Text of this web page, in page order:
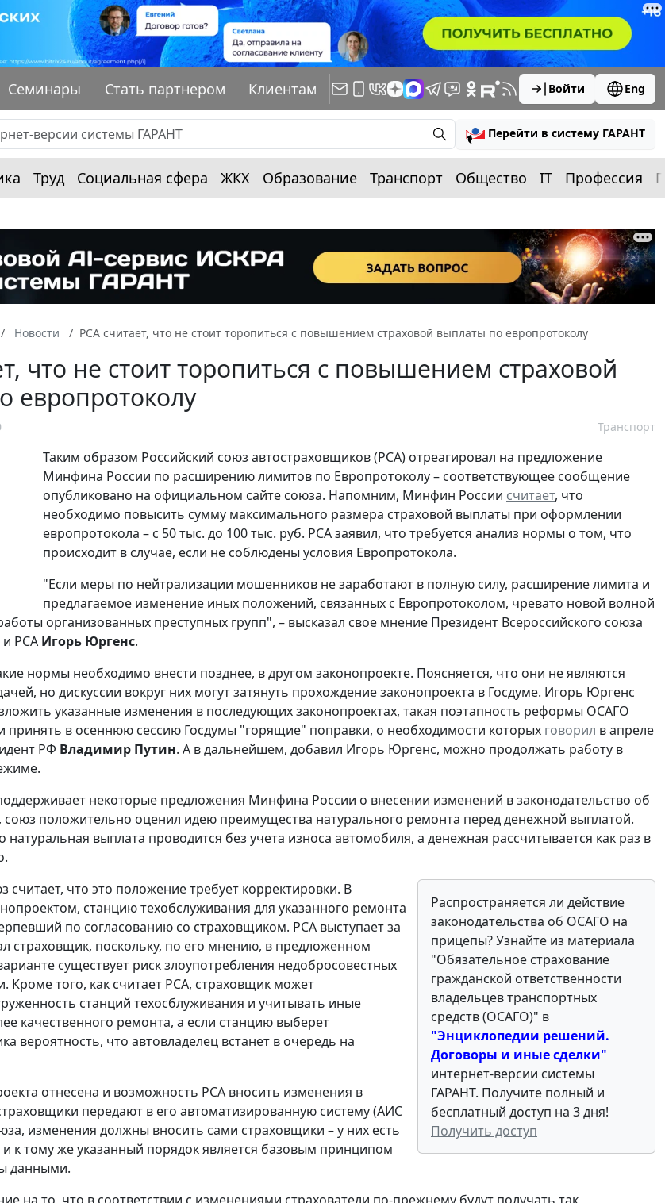
Семинары Стать партнером Клиентам Войти Eng
Перейти в систему ГАРАНТ
Труд Социальная сфера ЖКХ Образование Транспорт Общество IT Профессия
Новости РСА считает, что не стоит торопиться с повышением страховой выплаты по европротоколу
что не стоит торопиться с повышением страховой
европротоколу
Транспорт
Таким образом Российский союз автостраховщиков (РСА) отреагировал на предложение
Минфина России по расширению лимитов по Европротоколу – соответствующее сообщение
опубликовано на официальном сайте союза. Напомним, Минфин России считает, что
необходимо повысить сумму максимального размера страховой выплаты при оформлении
европротокола – с 50 тыс. до 100 тыс. руб. РСА заявил, что требуется анализ нормы о том, что
происходит в случае, если не соблюдены условия Европротокола.
"Если меры по нейтрализации мошенников не заработают в полную силу, расширение лимита и
предлагаемое изменение иных положений, связанных с Европротоколом, чревато новой волной
организованных преступных групп", – высказал свое мнение Президент Всероссийского союза
и РСА Игорь Юргенс.
нормы необходимо внести позднее, в другом законопроекте. Поясняется, что они не являются
но дискуссии вокруг них могут затянуть прохождение законопроекта в Госдуме. Игорь Юргенс
указанные изменения в последующих законопроектах, такая поэтапность реформы ОСАГО
принять в осеннюю сессию Госдумы "горящие" поправки, о необходимости которых говорил в апреле
РФ Владимир Путин. А в дальнейшем, добавил Игорь Юргенс, можно продолжать работу в
некоторые предложения Минфина России о внесении изменений в законодательство об
союз положительно оценил идею преимущества натурального ремонта перед денежной выплатой.
натуральная выплата проводится без учета износа автомобиля, а денежная рассчитывается как раз в
Распространяется ли действие
законодательства об ОСАГО на
прицепы? Узнайте из материала
"Обязательное страхование
гражданской ответственности
владельцев транспортных
средств (ОСАГО)" в
"Энциклопедии решений.
Договоры и иные сделки"
интернет-версии системы
ГАРАНТ. Получите полный и
бесплатный доступ на 3 дня!
Получить доступ
считает, что это положение требует корректировки. В
станцию техобслуживания для указанного ремонта
по согласованию со страховщиком. РСА выступает за
страховщик, поскольку, по его мнению, в предложенном
существует риск злоупотребления недобросовестных
Кроме того, как считает РСА, страховщик может
станций техосблуживания и учитывать иные
качественного ремонта, а если станцию выберет
вероятность, что автовладелец встанет в очередь на
отнесена и возможность РСА вносить изменения в
передают в его автоматизированную систему (АИС
изменения должны вносить сами страховщики – у них есть
к тому же указанный порядок является базовым принципом
данными.